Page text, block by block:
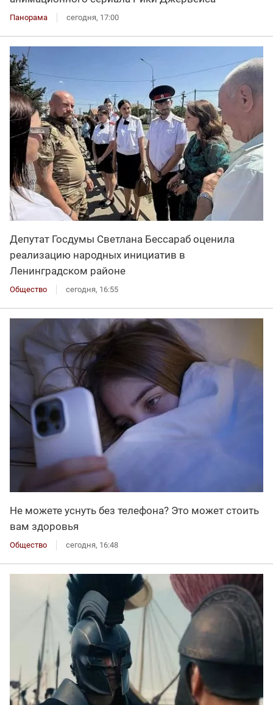
Панорама сегодня, 17:00
Депутат Госдумы Светлана Бессараб оценила
реализацию народных инициатив в
Ленинградском районе
Общество сегодня, 16:55
Не можете уснуть без телефона? Это может стоить
вам здоровья
Общество сегодня, 16:48